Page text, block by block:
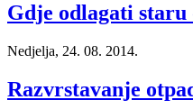
Gdje odlagati staru
Nedjelja, 24. 08. 2014.
Razvrstavanje